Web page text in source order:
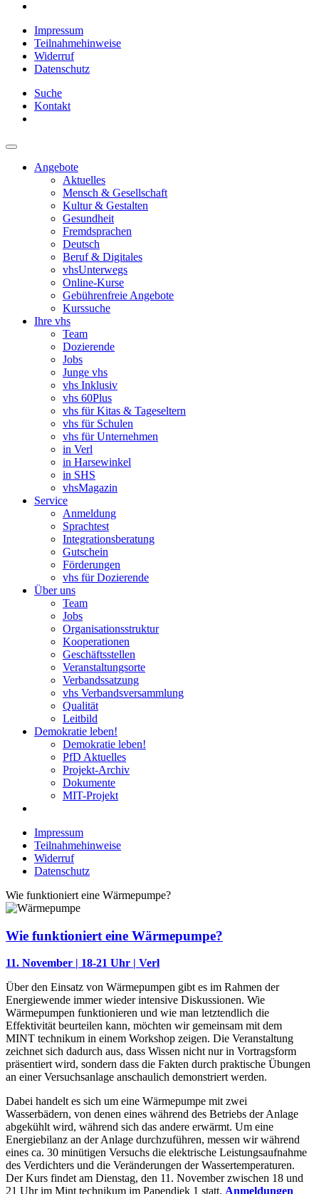
Impressum
Teilnahmehinweise
Widerruf
Datenschutz
Suche
Kontakt
Angebote
Aktuelles
Mensch & Gesellschaft
Kultur & Gestalten
Gesundheit
Fremdsprachen
Deutsch
Beruf & Digitales
vhsUnterwegs
Online-Kurse
Gebührenfreie Angebote
Kurssuche
Ihre vhs
Team
Dozierende
Jobs
Junge vhs
vhs Inklusiv
vhs 60Plus
vhs für Kitas & Tageseltern
vhs für Schulen
vhs für Unternehmen
in Verl
in Harsewinkel
in SHS
vhsMagazin
Service
Anmeldung
Sprachtest
Integrationsberatung
Gutschein
Förderungen
vhs für Dozierende
Über uns
Team
Jobs
Organisationsstruktur
Kooperationen
Geschäftsstellen
Veranstaltungsorte
Verbandssatzung
vhs Verbandsversammlung
Qualität
Leitbild
Demokratie leben!
Demokratie leben!
PfD Aktuelles
Projekt-Archiv
Dokumente
MIT-Projekt
Impressum
Teilnahmehinweise
Widerruf
Datenschutz
Wie funktioniert eine Wärmepumpe?
Wie funktioniert eine Wärmepumpe?
11. November | 18-21 Uhr | Verl
Über den Einsatz von Wärmepumpen gibt es im Rahmen der
Energiewende immer wieder intensive Diskussionen. Wie
Wärmepumpen funktionieren und wie man letztendlich die
Effektivität beurteilen kann, möchten wir gemeinsam mit dem
MINT technikum in einem Workshop zeigen. Die Veranstaltung
zeichnet sich dadurch aus, dass Wissen nicht nur in Vortragsform
präsentiert wird, sondern dass die Fakten durch praktische Übungen
an einer Versuchsanlage anschaulich demonstriert werden.
Dabei handelt es sich um eine Wärmepumpe mit zwei
Wasserbädern, von denen eines während des Betriebs der Anlage
abgekühlt wird, während sich das andere erwärmt. Um eine
Energiebilanz an der Anlage durchzuführen, messen wir während
eines ca. 30 minütigen Versuchs die elektrische Leistungsaufnahme
des Verdichters und die Veränderungen der Wassertemperaturen.
Der Kurs findet am Dienstag, den 11. November zwischen 18 und
21 Uhr im Mint technikum im Papendiek 1 statt, Anmeldungen